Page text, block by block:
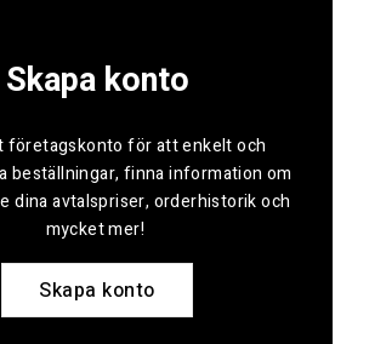
Skapa konto
företagskonto för att enkelt och
beställningar, finna information om
dina avtalspriser, orderhistorik och
mycket mer!
Skapa konto